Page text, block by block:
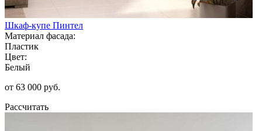
Шкаф-купе Пинтел
Материал фасада:
Пластик
Цвет:
Белый
от 63 000 руб.
Рассчитать